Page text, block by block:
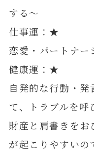
する～
仕事運：★
恋愛・パートナ
健康運：★
自発的な行動・
て、トラブルを呼
財産と肩書きをお
が起こりやすいの